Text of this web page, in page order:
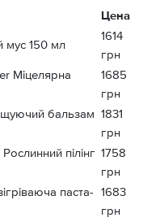
Цена
мус 150 мл
1614
грн
Міцелярна
1685
грн
бальзам 1831
грн
пілінг 1758
грн
паста- 1683
грн